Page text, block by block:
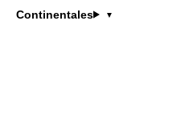
Continentales